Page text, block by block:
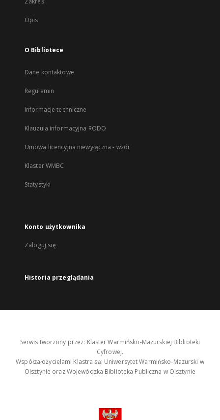
Opis
O Bibliotece
Dane kontaktowe
Regulamin
Informacje techniczne
Klauzula informacyjna RODO
Umowa licencyjna niewyłączna - wzór
Klaster WMBC
Statystyki
Konto użytkownika
Zaloguj się
Historia przeglądania
Serwis tworzony przez: Klaster Warmińsko-Mazurskiej Biblioteki
Cyfrowej.
Współzałożycielami Klastra są: Uniwersytet Warmińsko-Mazurski w
Olsztynie oraz Wojewódzka Biblioteka Publiczna w Olsztynie